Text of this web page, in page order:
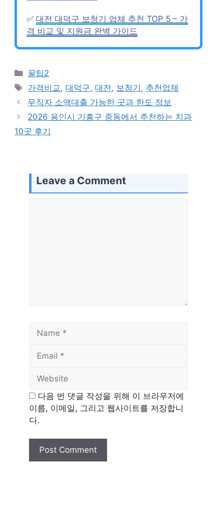
✅ 대전 대덕구 보청기 업체 추천 TOP 5 – 가
격 비교 및 지원금 완벽 가이드
Categories
꿀팁2
Tags
가격비교 ,대덕구,대전 , 보청기 , 추천업체
무직자 소액대출 가능한 곳과 한도 정보
2026 용인시 기흥구 중동에서 추천하는 치과
10곳 후기
Leave a Comment
다음 번 댓글 작성을 위해 이 브라우저에
이름, 이메일, 그리고 웹사이트를 저장합니
다.